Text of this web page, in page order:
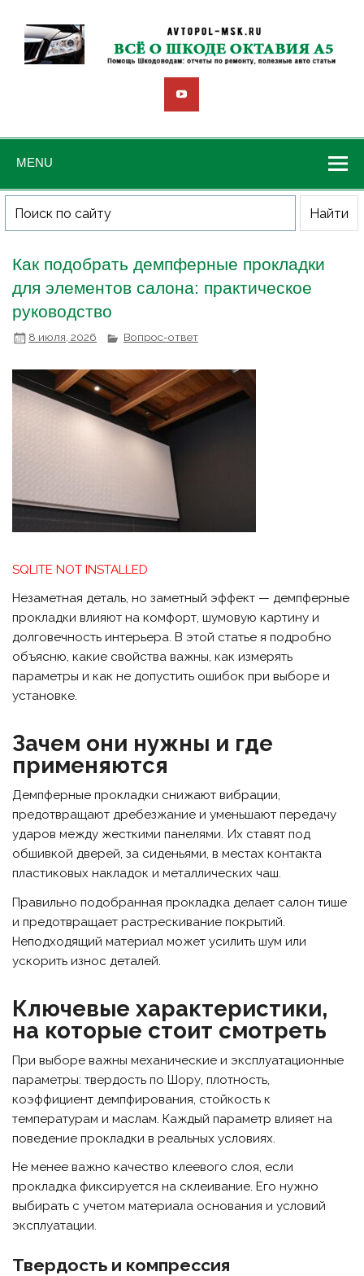
MENU
Как подобрать демпферные прокладки
для элементов салона: практическое
руководство
8 июля, 2026 Вопрос-ответ
SQLITE NOT INSTALLED
Незаметная деталь, но заметный эффект — демпферные
прокладки влияют на комфорт, шумовую картину и
долговечность интерьера. В этой статье я подробно
объясню, какие свойства важны, как измерять
параметры и как не допустить ошибок при выборе и
установке.
Зачем они нужны и где
применяются
Демпферные прокладки снижают вибрации,
предотвращают дребезжание и уменьшают передачу
ударов между жесткими панелями. Их ставят под
обшивкой дверей, за сиденьями, в местах контакта
пластиковых накладок и металлических чаш.
Правильно подобранная прокладка делает салон тише
и предотвращает растрескивание покрытий.
Неподходящий материал может усилить шум или
ускорить износ деталей.
Ключевые характеристики,
на которые стоит смотреть
При выборе важны механические и эксплуатационные
параметры: твердость по Шору, плотность,
коэффициент демпфирования, стойкость к
температурам и маслам. Каждый параметр влияет на
поведение прокладки в реальных условиях.
Не менее важно качество клеевого слоя, если
прокладка фиксируется на склеивание. Его нужно
выбирать с учетом материала основания и условий
эксплуатации.
Твердость и компрессия